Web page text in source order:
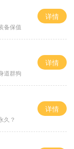
备保值
详情
道群狗
详情
久？
详情